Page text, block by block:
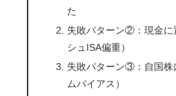
た
失敗パターン②：現金に
シュISA偏重）
失敗パターン③：自国株
ムバイアス）